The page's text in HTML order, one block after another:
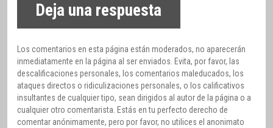
Deja una respuesta
Los comentarios en esta página están moderados, no aparecerán
inmediatamente en la página al ser enviados. Evita, por favor, las
descalificaciones personales, los comentarios maleducados, los
ataques directos o ridiculizaciones personales, o los calificativos
insultantes de cualquier tipo, sean dirigidos al autor de la página o a
cualquier otro comentarista. Estás en tu perfecto derecho de
comentar anónimamente, pero por favor, no utilices el anonimato